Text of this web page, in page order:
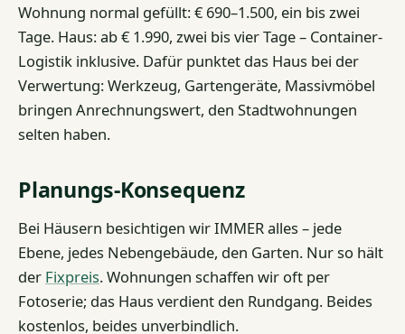
Wohnung normal gefüllt: € 690–1.500, ein bis zwei
Tage. Haus: ab € 1.990, zwei bis vier Tage – Container-
Logistik inklusive. Dafür punktet das Haus bei der
Verwertung: Werkzeug, Gartengeräte, Massivmöbel
bringen Anrechnungswert, den Stadtwohnungen
selten haben.
Planungs-Konsequenz
Bei Häusern besichtigen wir IMMER alles – jede
Ebene, jedes Nebengebäude, den Garten. Nur so hält
der Fixpreis. Wohnungen schaffen wir oft per
Fotoserie; das Haus verdient den Rundgang. Beides
kostenlos, beides unverbindlich.